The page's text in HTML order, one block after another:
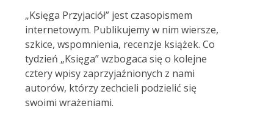
„Księga Przyjaciół” jest czasopismem
internetowym. Publikujemy w nim wiersze,
szkice, wspomnienia, recenzje książek. Co
tydzień „Księga” wzbogaca się o kolejne
cztery wpisy zaprzyjaźnionych z nami
autorów, którzy zechcieli podzielić się
swoimi wrażeniami.